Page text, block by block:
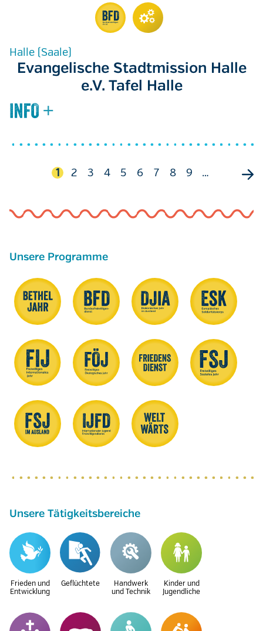
Halle (Saale)
Evangelische Stadtmission Halle
e.V. Tafel Halle
Aktuelle
1 Seite
2 Seite
3 Seite
4 Seite
5 Seite
6 Seite
7 Seite
8 Seite
9 …
Unsere Programme
Unsere Tätigkeitsbereiche
Frieden und
Entwicklung
Geflüchtete
Handwerk
und Technik
Kinder und
Jugendliche